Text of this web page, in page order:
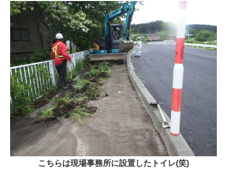
こちらは現場事務所に設置したトイレ(笑)